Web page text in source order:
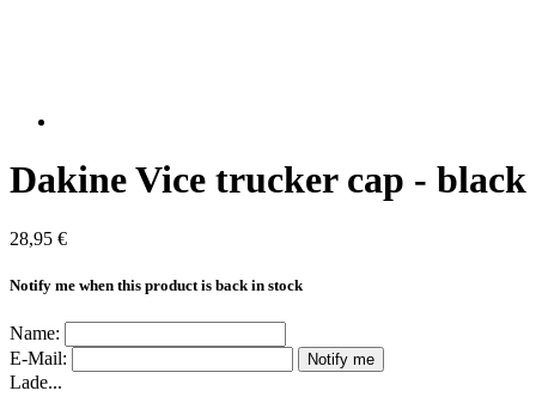
Dakine Vice trucker cap - black
28,95 €
Notify me when this product is back in stock
Name:
E-Mail:
Notify me
Lade...